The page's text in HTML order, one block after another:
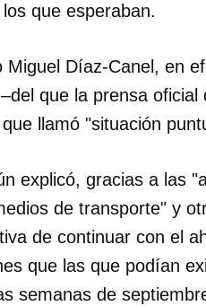
como favorito
14ymedio.
que esperaban.
Miguel Díaz-Canel, en
que la prensa
llamó "situación
explicó, gracias a las
de transporte" y
de continuar con el
que las que podían
semanas de